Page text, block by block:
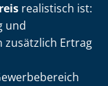
realistisch ist:
und
zusätzlich Ertrag